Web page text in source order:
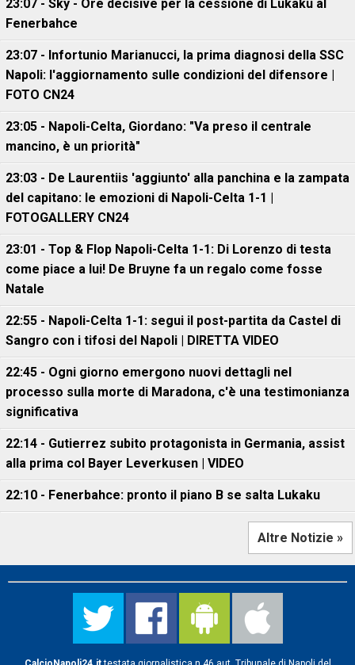
23:07 - Sky - Ore decisive per la cessione di Lukaku al
Fenerbahce
23:07 - Infortunio Marianucci, la prima diagnosi della SSC
Napoli: l'aggiornamento sulle condizioni del difensore |
FOTO CN24
23:05 - Napoli-Celta, Giordano: "Va preso il centrale
mancino, è un priorità"
23:03 - De Laurentiis 'aggiunto' alla panchina e la zampata
del capitano: le emozioni di Napoli-Celta 1-1 |
FOTOGALLERY CN24
23:01 - Top & Flop Napoli-Celta 1-1: Di Lorenzo di testa
come piace a lui! De Bruyne fa un regalo come fosse
Natale
22:55 - Napoli-Celta 1-1: segui il post-partita da Castel di
Sangro con i tifosi del Napoli | DIRETTA VIDEO
22:45 - Ogni giorno emergono nuovi dettagli nel
processo sulla morte di Maradona, c'è una testimonianza
significativa
22:14 - Gutierrez subito protagonista in Germania, assist
alla prima col Bayer Leverkusen | VIDEO
22:10 - Fenerbahce: pronto il piano B se salta Lukaku
Altre Notizie »